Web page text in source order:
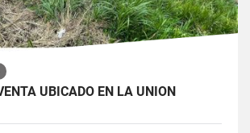
UBICADO EN LA UNIÓN